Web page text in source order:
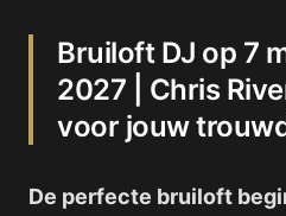
Bruiloft DJ op 7
2027 | Chris
voor jouw
De perfecte bruiloft